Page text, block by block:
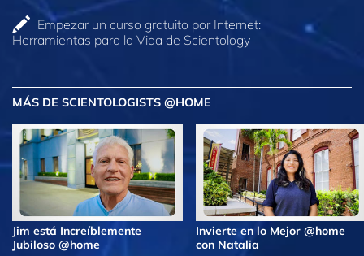
Empezar un curso gratuito por Internet:
Herramientas para la Vida de Scientology
MÁS DE SCIENTOLOGISTS @HOME
Jim está Increíblemente
Jubiloso @home
Invierte en lo Mejor @home
con Natalia